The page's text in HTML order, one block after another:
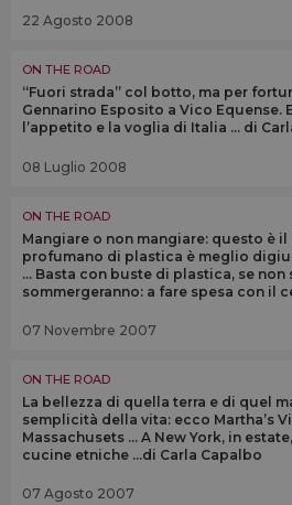
22 Agosto 2008
ON THE ROAD
“Fuori strada” col botto, ma per
Gennarino Esposito a Vico Equense.
l’appetito e la voglia di Italia … di
08 Luglio 2008
ON THE ROAD
Mangiare o non mangiare: questo è
profumano di plastica è meglio
... Basta con buste di plastica, se
sommergeranno: a fare spesa con il
07 Novembre 2007
ON THE ROAD
La bellezza di quella terra e di quel
semplicità della vita: ecco Martha’s
Massachusets … A New York, in
cucine etniche …di Carla Capalbo
07 Agosto 2007